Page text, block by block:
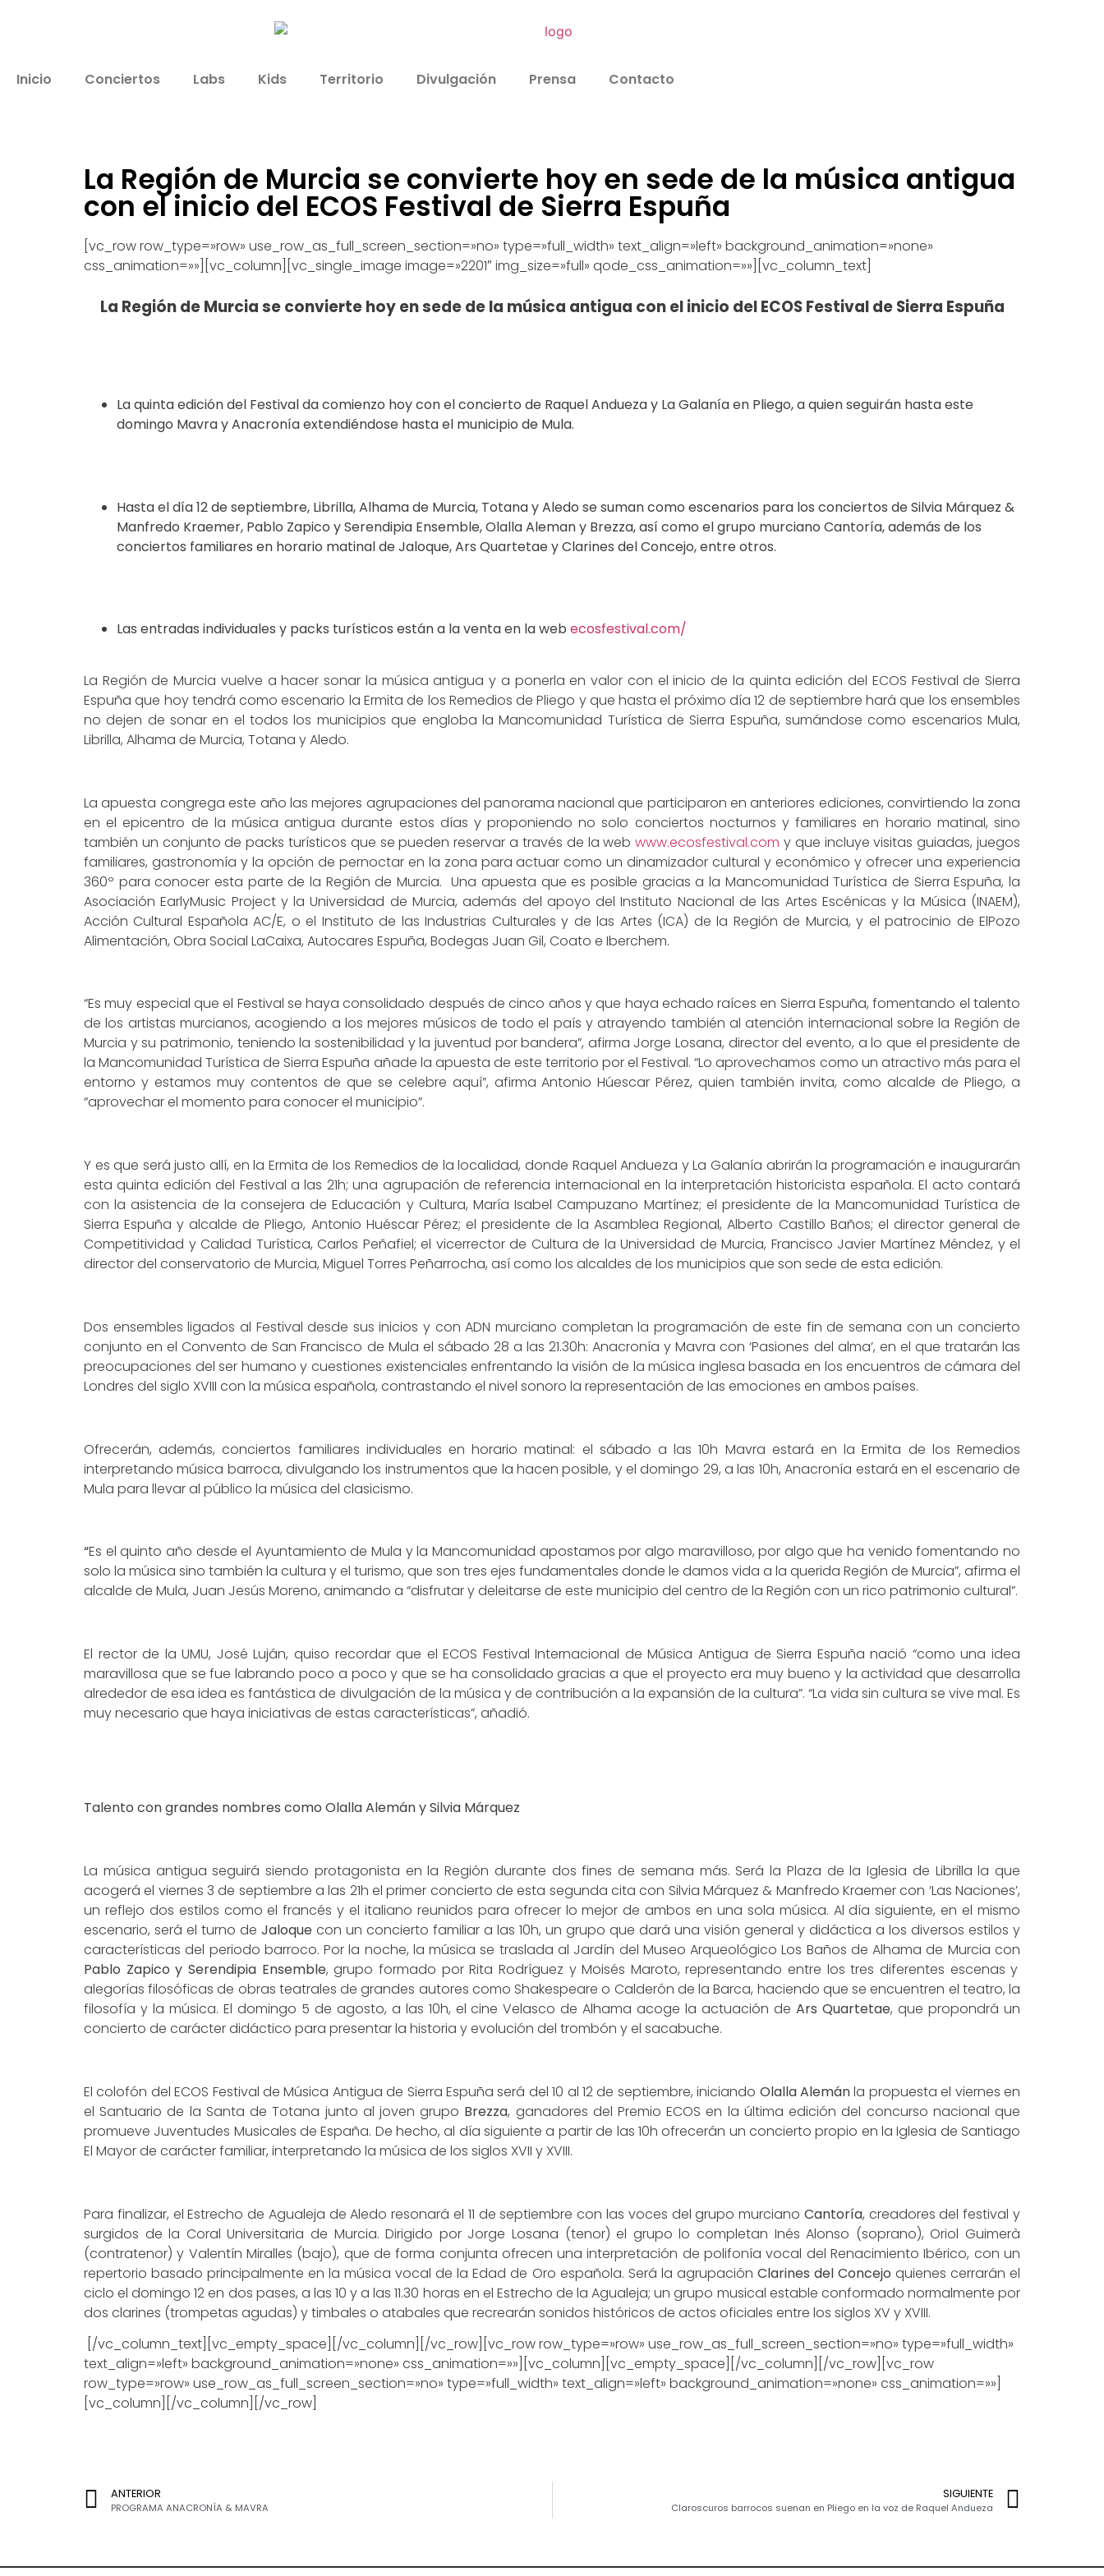
Inicio Conciertos Labs Kids Territorio Divulgación Prensa Contacto
La Región de Murcia se convierte hoy en sede de la música antigua
con el inicio del ECOS Festival de Sierra Espuña
[vc_row row_type=»row» use_row_as_full_screen_section=»no» type=»full_width» text_align=»left» background_animation=»none»
css_animation=»»][vc_column][vc_single_image image=»2201″ img_size=»full» qode_css_animation=»»][vc_column_text]
La Región de Murcia se convierte hoy en sede de la música antigua con el inicio del ECOS Festival de Sierra Espuña
La quinta edición del Festival da comienzo hoy con el concierto de Raquel Andueza y La Galanía en Pliego, a quien seguirán hasta este
domingo Mavra y Anacronía extendiéndose hasta el municipio de Mula.
Hasta el día 12 de septiembre, Librilla, Alhama de Murcia, Totana y Aledo se suman como escenarios para los conciertos deSilvia Márquez &
Manfredo Kraemer, Pablo Zapico y Serendipia Ensemble, Olalla Aleman y Brezza, así como el grupo murciano Cantoría, además de los
conciertos familiares en horario matinal de Jaloque, Ars Quartetae y Clarines del Concejo, entre otros.
Las entradas individuales y packs turísticos están a la venta en la web ecosfestival.com/
La Región de Murcia vuelve a hacer sonar la música antigua y a ponerla en valor con el inicio de la quinta edición del ECOS Festival de Sierra
Espuña que hoy tendrá como escenario la Ermita de los Remedios de Pliego y que hasta el próximo día 12 de septiembre hará que los ensembles
no dejen de sonar en el todos los municipios que engloba la Mancomunidad Turística de Sierra Espuña, sumándose como escenarios Mula,
Librilla, Alhama de Murcia, Totana y Aledo.
La apuesta congrega este año las mejores agrupaciones del panorama nacional que participaron en anteriores ediciones, convirtiendo la zona
en el epicentro de la música antigua durante estos días y proponiendo no solo conciertos nocturnos y familiares en horario matinal, sino
también un conjunto de packs turísticos que se pueden reservar a través de la webwww.ecosfestival.com y que incluye visitas guiadas, juegos
familiares, gastronomía y la opción de pernoctar en la zona para actuar como un dinamizador cultural y económico y ofrecer una experiencia
360º para conocer esta parte de la Región de Murcia. Una apuesta que es posible gracias a la Mancomunidad Turística de Sierra Espuña, la
Asociación EarlyMusic Project y la Universidad de Murcia, además del apoyo del Instituto Nacional de las Artes Escénicas y la Música (INAEM),
Acción Cultural Española AC/E, o el Instituto de las Industrias Culturales y de las Artes (ICA) de la Región de Murcia, y el patrocinio de ElPozo
Alimentación, Obra Social LaCaixa, Autocares Espuña, Bodegas Juan Gil, Coato e Iberchem.
“Es muy especial que el Festival se haya consolidado después de cinco años y que haya echado raíces en Sierra Espuña, fomentando el talento
de los artistas murcianos, acogiendo a los mejores músicos de todo el país y atrayendo también al atención internacional sobre la Región de
Murcia y su patrimonio, teniendo la sostenibilidad y la juventud por bandera”, afirma Jorge Losana, director del evento, a lo que el presidente de
la Mancomunidad Turística de Sierra Espuña añade la apuesta de este territorio por el Festival. “Lo aprovechamos como un atractivo más para el
entorno y estamos muy contentos de que se celebre aquí”, afirma Antonio Húescar Pérez, quien también invita, como alcalde de Pliego, a
“aprovechar el momento para conocer el municipio”.
Y es que será justo allí, en la Ermita de los Remedios de la localidad, donde Raquel Andueza y La Galanía abrirán la programación e inaugurarán
esta quinta edición del Festival a las 21h; una agrupación de referencia internacional en la interpretación historicista española. El acto contará
con la asistencia de la consejera de Educación y Cultura, María Isabel Campuzano Martínez; el presidente de la Mancomunidad Turística de
Sierra Espuña y alcalde de Pliego, Antonio Huéscar Pérez; el presidente de la Asamblea Regional, Alberto Castillo Baños; el director general de
Competitividad y Calidad Turística, Carlos Peñafiel; el vicerrector de Cultura de la Universidad de Murcia, Francisco Javier Martínez Méndez, y el
director del conservatorio de Murcia, Miguel Torres Peñarrocha, así como los alcaldes de los municipios que son sede de esta edición.
Dos ensembles ligados al Festival desde sus inicios y con ADN murciano completan la programación de este fin de semana con un concierto
conjunto en el Convento de San Francisco de Mula el sábado 28 a las 21.30h: Anacronía y Mavra con ‘Pasiones del alma’, en el que tratarán las
preocupaciones del ser humano y cuestiones existenciales enfrentando la visión de la música inglesa basada en los encuentros de cámara del
Londres del siglo XVIII con la música española, contrastando el nivel sonoro la representación de las emociones en ambos países.
Ofrecerán, además, conciertos familiares individuales en horario matinal: el sábado a las 10h Mavra estará en la Ermita de los Remedios
interpretando música barroca, divulgando los instrumentos que la hacen posible, y el domingo 29, a las 10h, Anacronía estará en el escenario de
Mula para llevar al público la música del clasicismo.
“Es el quinto año desde el Ayuntamiento de Mula y la Mancomunidad apostamos por algo maravilloso, por algo que ha venido fomentando no
solo la música sino también la cultura y el turismo, que son tres ejes fundamentales donde le damos vida a la querida Región de Murcia”, afirma el
alcalde de Mula, Juan Jesús Moreno, animando a “disfrutar y deleitarse de este municipio del centro de la Región con un rico patrimonio cultural”.
El rector de la UMU, José Luján, quiso recordar que el ECOS Festival Internacional de Música Antigua de Sierra Espuña nació “como una idea
maravillosa que se fue labrando poco a poco y que se ha consolidado gracias a que el proyecto era muy bueno y la actividad que desarrolla
alrededor de esa idea es fantástica de divulgación de la música y de contribución a la expansión de la cultura”. “La vida sin cultura se vive mal. Es
muy necesario que haya iniciativas de estas características”, añadió.
Talento con grandes nombres como Olalla Alemán y Silvia Márquez
La música antigua seguirá siendo protagonista en la Región durante dos fines de semana más. Será la Plaza de la Iglesia de Librilla la que
acogerá el viernes 3 de septiembre a las 21h el primer concierto de esta segunda cita con Silvia Márquez & Manfredo Kraemer con ‘Las Naciones’,
un reflejo dos estilos como el francés y el italiano reunidos para ofrecer lo mejor de ambos en una sola música. Al día siguiente, en el mismo
escenario, será el turno de Jaloque con un concierto familiar a las 10h, un grupo que dará una visión general y didáctica a los diversos estilos y
características del periodo barroco. Por la noche, la música se traslada al Jardín del Museo Arqueológico Los Baños de Alhama de Murcia con
Pablo Zapico y Serendipia Ensemble, grupo formado por Rita Rodríguez y Moisés Maroto, representando entre los tres diferentes escenas y
alegorías filosóficas de obras teatrales de grandes autores como Shakespeare o Calderón de la Barca, haciendo que se encuentren el teatro, la
filosofía y la música. El domingo 5 de agosto, a las 10h, el cine Velasco de Alhama acoge la actuación deArs Quartetae, que propondrá un
concierto de carácter didáctico para presentar la historia y evolución del trombón y el sacabuche.
El colofón del ECOS Festival de Música Antigua de Sierra Espuña será del 10 al 12 de septiembre, iniciando Olalla Alemánla propuesta el viernes en
el Santuario de la Santa de Totana junto al joven grupo Brezza, ganadores del Premio ECOS en la última edición del concurso nacional que
promueve Juventudes Musicales de España. De hecho, al día siguiente a partir de las 10h ofrecerán un concierto propio en la Iglesia de Santiago
El Mayor de carácter familiar, interpretando la música de los siglos XVII y XVIII.
Para finalizar, el Estrecho de Agualeja de Aledo resonará el 11 de septiembre con las voces del grupo murciano Cantoría, creadores del festival y
surgidos de la Coral Universitaria de Murcia. Dirigido por Jorge Losana (tenor) el grupo lo completan Inés Alonso (soprano), Oriol Guimerà
(contratenor) y Valentín Miralles (bajo), que de forma conjunta ofrecen una interpretación de polifonía vocal del Renacimiento Ibérico, con un
repertorio basado principalmente en la música vocal de la Edad de Oro española. Será la agrupación Clarines del Concejo quienes cerrarán el
ciclo el domingo 12 en dos pases, a las 10 y a las 11.30 horas en el Estrecho de la Agualeja; un grupo musical estable conformado normalmente por
dos clarines (trompetas agudas) y timbales o atabales que recrearán sonidos históricos de actos oficiales entre los siglos XV y XVIII.
[/vc_column_text][vc_empty_space][/vc_column][/vc_row][vc_row row_type=»row» use_row_as_full_screen_section=»no» type=»full_width»
text_align=»left» background_animation=»none» css_animation=»»][vc_column][vc_empty_space][/vc_column][/vc_row][vc_row
row_type=»row» use_row_as_full_screen_section=»no» type=»full_width» text_align=»left» background_animation=»none» css_animation=»»]
[vc_column][/vc_column][/vc_row]
ANTERIOR
PROGRAMA ANACRONÍA & MAVRA
SIGUIENTE
Claroscuros barrocos suenan en Pliego en la voz de Raquel Andueza